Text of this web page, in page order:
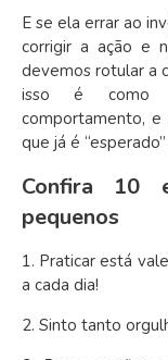
E se ela errar ao
corrigir a ação e
devemos rotular a
isso é como
comportamento,
que já é
Confira 10
pequenos
1. Praticar está
a cada dia!
2. Sinto tanto